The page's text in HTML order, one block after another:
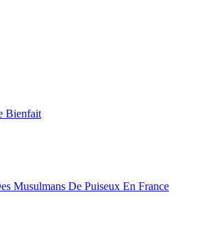
Bienfait
Musulmans De Puiseux En France